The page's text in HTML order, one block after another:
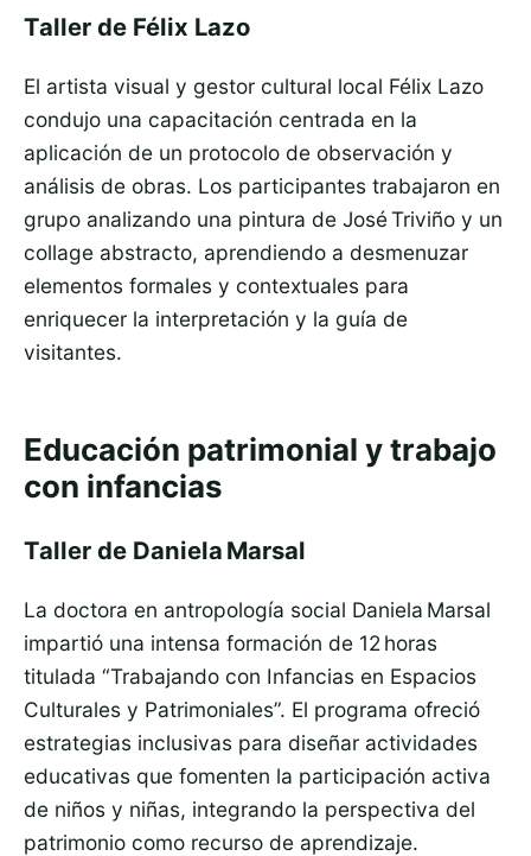
Taller de Félix Lazo
El artista visual y gestor cultural local Félix Lazo
condujo una capacitación centrada en la
aplicación de un protocolo de observación y
análisis de obras. Los participantes trabajaron en
grupo analizando una pintura de José Triviño y un
collage abstracto, aprendiendo a desmenuzar
elementos formales y contextuales para
enriquecer la interpretación y la guía de
visitantes.
Educación patrimonial y trabajo
con infancias
Taller de Daniela Marsal
La doctora en antropología social Daniela Marsal
impartió una intensa formación de 12 horas
titulada “Trabajando con Infancias en Espacios
Culturales y Patrimoniales”. El programa ofreció
estrategias inclusivas para diseñar actividades
educativas que fomenten la participación activa
de niños y niñas, integrando la perspectiva del
patrimonio como recurso de aprendizaje.